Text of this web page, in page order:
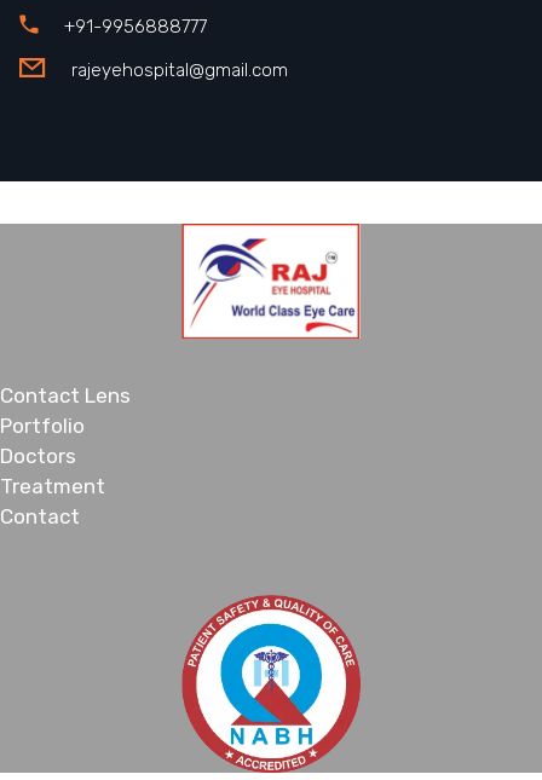
+91-9956888777
rajeyehospital@gmail.com
Contact Lens
Portfolio
Doctors
Treatment
Contact